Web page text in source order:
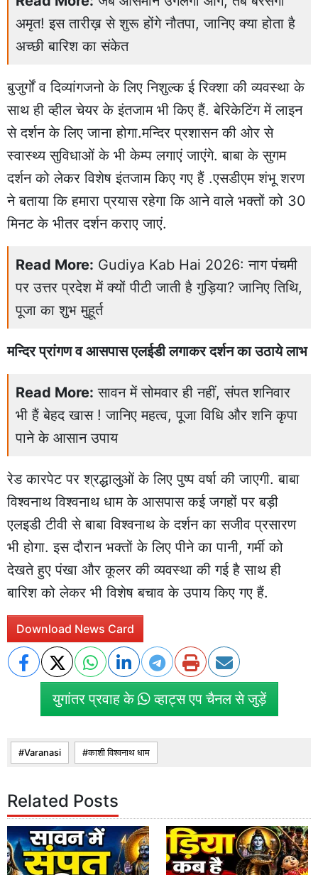
अमृत! इस तारीख़ से शुरू होंगे नौतपा, जानिए क्या होता है
अच्छी बारिश का संकेत
बुजुर्गों व दिव्यांगजनो के लिए निशुल्क ई रिक्शा की व्यवस्था के
साथ ही व्हील चेयर के इंतजाम भी किए हैं. बेरिकेटिंग में लाइन
से दर्शन के लिए जाना होगा.मन्दिर प्रशासन की ओर से
स्वास्थ्य सुविधाओं के भी केम्प लगाएं जाएंगे. बाबा के सुगम
दर्शन को लेकर विशेष इंतजाम किए गए हैं .एसडीएम शंभू शरण
ने बताया कि हमारा प्रयास रहेगा कि आने वाले भक्तों को 30
मिनट के भीतर दर्शन कराए जाएं.
Read More: Gudiya Kab Hai 2026: नाग पंचमी
पर उत्तर प्रदेश में क्यों पीटी जाती है गुड़िया? जानिए तिथि,
पूजा का शुभ मुहूर्त
मन्दिर प्रांगण व आसपास एलईडी लगाकर दर्शन का उठाये लाभ
Read More: सावन में सोमवार ही नहीं, संपत शनिवार
भी हैं बेहद खास ! जानिए महत्व, पूजा विधि और शनि कृपा
पाने के आसान उपाय
रेड कारपेट पर श्रद्धालुओं के लिए पुष्प वर्षा की जाएगी. बाबा
विश्वनाथ विश्वनाथ धाम के आसपास कई जगहों पर बड़ी
एलइडी टीवी से बाबा विश्वनाथ के दर्शन का सजीव प्रसारण
भी होगा. इस दौरान भक्तों के लिए पीने का पानी, गर्मी को
देखते हुए पंखा और कूलर की व्यवस्था की गई है साथ ही
बारिश को लेकर भी विशेष बचाव के उपाय किए गए हैं.
Download News Card
युगांतर प्रवाह के व्हाट्स एप चैनल से जुड़ें
Varanasi काशी विश्वनाथ धाम
Related Posts